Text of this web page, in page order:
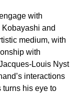
with
and
medium, with
with
Louis Nyst
interactions
turns his eye to